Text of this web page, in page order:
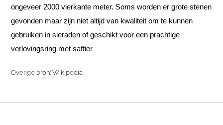
ongeveer 2000 vierkante meter. Soms worden er grote stenen
gevonden maar zijn niet altijd van kwaliteit om te kunnen
gebruiken in sieraden of geschikt voor een prachtige
verlovingsring met saffier
Overige bron:Wikipedia